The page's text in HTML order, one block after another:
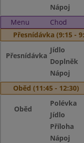
Nápoj
Menu
Chod
Přesnídávka (9:15 -
Přesnídávka
Jídlo
Doplněk
Nápoj
Oběd (11:45 - 12:30)
Oběd
Polévka
Jídlo
Příloha
Nápoj